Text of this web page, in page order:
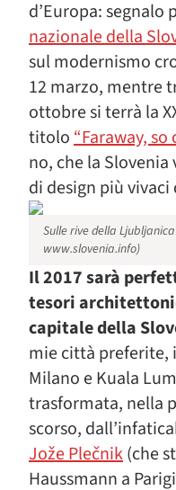
d’Europa: segnalo
nazionale della
sul modernismo
12 marzo, mentre
ottobre si terrà la
titolo“Faraway, so
no, che la
di design più
Sulle rive della
www.slovenia.info)
Il 2017 sarà
tesori
capitale della
mie città preferite,
Milano e Kuala
trasformata, nella
scorso,
Jože Plečnik(che
Haussmann a